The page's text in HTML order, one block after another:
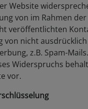
Website
von im Rahmen der
veröffentlichten
von nicht ausdrücklich
z.B. Spam-
Widerspruchs
vor.